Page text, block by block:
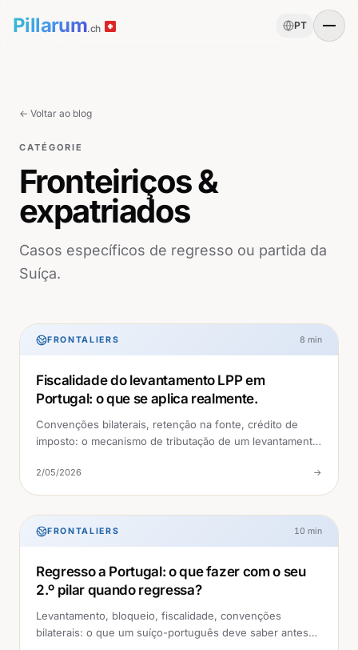
Pillarum.ch PT
← Voltar ao blog
CATÉGORIE
Fronteiriços &
expatriados
Casos específicos de regresso ou partida da
Suíça.
FRONTALIERS 8 min
Fiscalidade do levantamento LPP em
Portugal: o que se aplica realmente.
Convenções bilaterais, retenção na fonte, crédito de
imposto: o mecanismo de tributação de um levantamento
2/05/2026 →
FRONTALIERS 10 min
Regresso a Portugal: o que fazer com o seu
2.º pilar quando regressa?
Levantamento, bloqueio, fiscalidade, convenções
bilaterais: o que um suíço-português deve saber antes